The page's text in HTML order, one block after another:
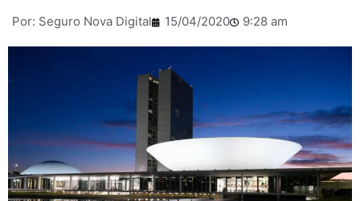
Por: Seguro Nova Digital 15/04/2020 9:28 am